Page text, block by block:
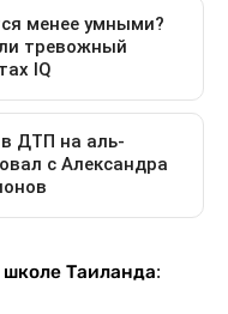
школе Таиланда: